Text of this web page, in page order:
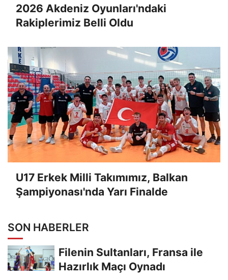
2026 Akdeniz Oyunları'ndaki
Rakiplerimiz Belli Oldu
U17 Erkek Milli Takımımız, Balkan
Şampiyonası'nda Yarı Finalde
SON HABERLER
Filenin Sultanları, Fransa ile
Hazırlık Maçı Oynadı